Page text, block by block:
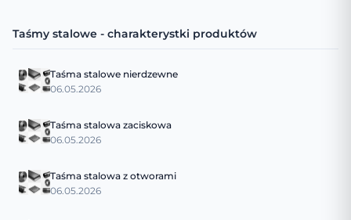
Taśmy stalowe - charakterystki produktów
Taśma stalowe nierdzewne
06.05.2026
Taśma stalowa zaciskowa
06.05.2026
Taśma stalowa z otworami
06.05.2026